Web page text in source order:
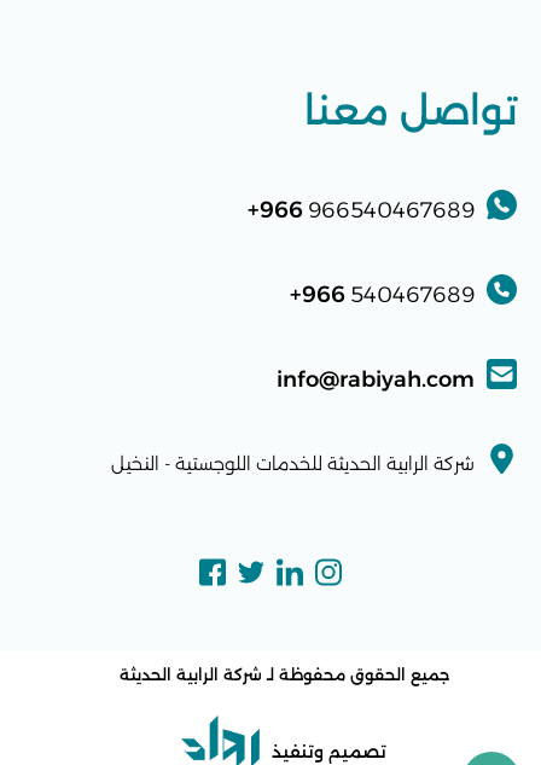
تواصل معنا
966540467689
966+
540467689
966+
info@rabiyah.com
شركة الرابية الحديثة للخدمات اللوجستية - النخيل
جميع الحقوق محفوظة لـ شركة الرابية الحديثة
تصميم وتنفيذ